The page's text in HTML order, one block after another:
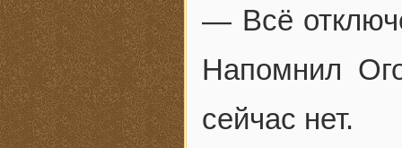
— Всё
Напомнил
сейчас нет.